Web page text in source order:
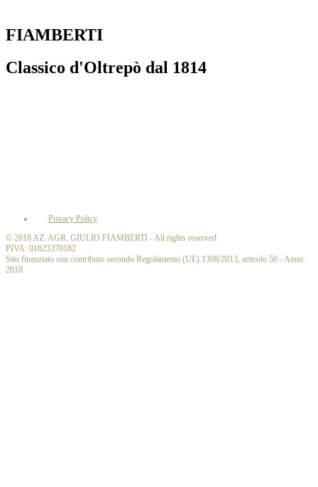
FIAMBERTI
Classico d'Oltrepò dal 1814
Privacy Policy
© 2018 AZ. AGR. GIULIO FIAMBERTI - All rights reserved
PIVA: 01823370182
Sito finanziato con contributo secondo Regolamento (UE) 1308/2013, articolo 50 - Anno
2018